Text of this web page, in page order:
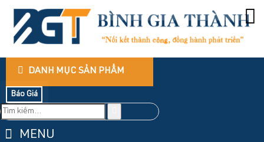
DANH MỤC SẢN PHẨM
Báo Giá
MENU